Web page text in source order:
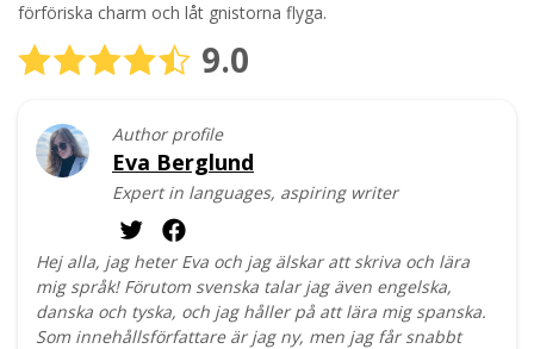
förföriska charm och låt gnistorna flyga.
9.0
Author profile
Eva Berglund
Expert in languages, aspiring writer
Hej alla, jag heter Eva och jag älskar att skriva och lära
mig språk! Förutom svenska talar jag även engelska,
danska och tyska, och jag håller på att lära mig spanska.
Som innehållsförfattare är jag ny, men jag får snabbt